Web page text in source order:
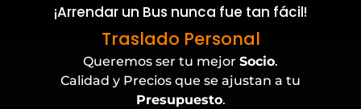
¡Arrendar un Bus nunca fue tan fácil!
Traslado Personal
Eventos Corporativos
Queremos ser tu mejor Socio.
Calidad y Precios que se ajustan a tu
Presupuesto.